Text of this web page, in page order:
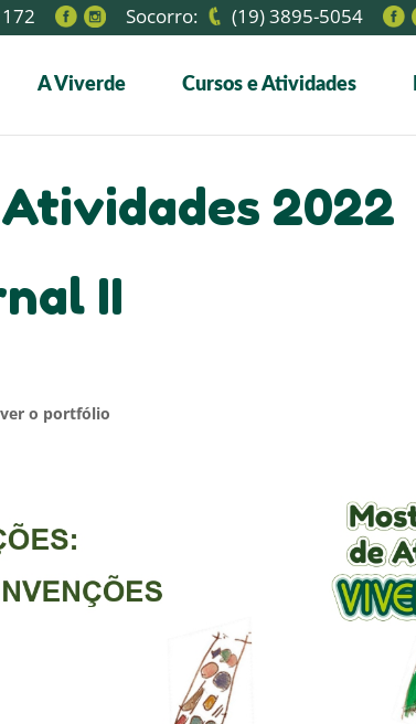
Socorro: (19) 3895-5054
A Viverde Cursos e Atividades
2022
II
o portfólio